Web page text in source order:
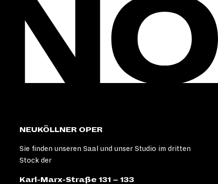
NEUKÖLLNER OPER
Sie finden unseren Saal und unser Studio im dritten
Stock der
Karl-Marx-Straße 131 – 133